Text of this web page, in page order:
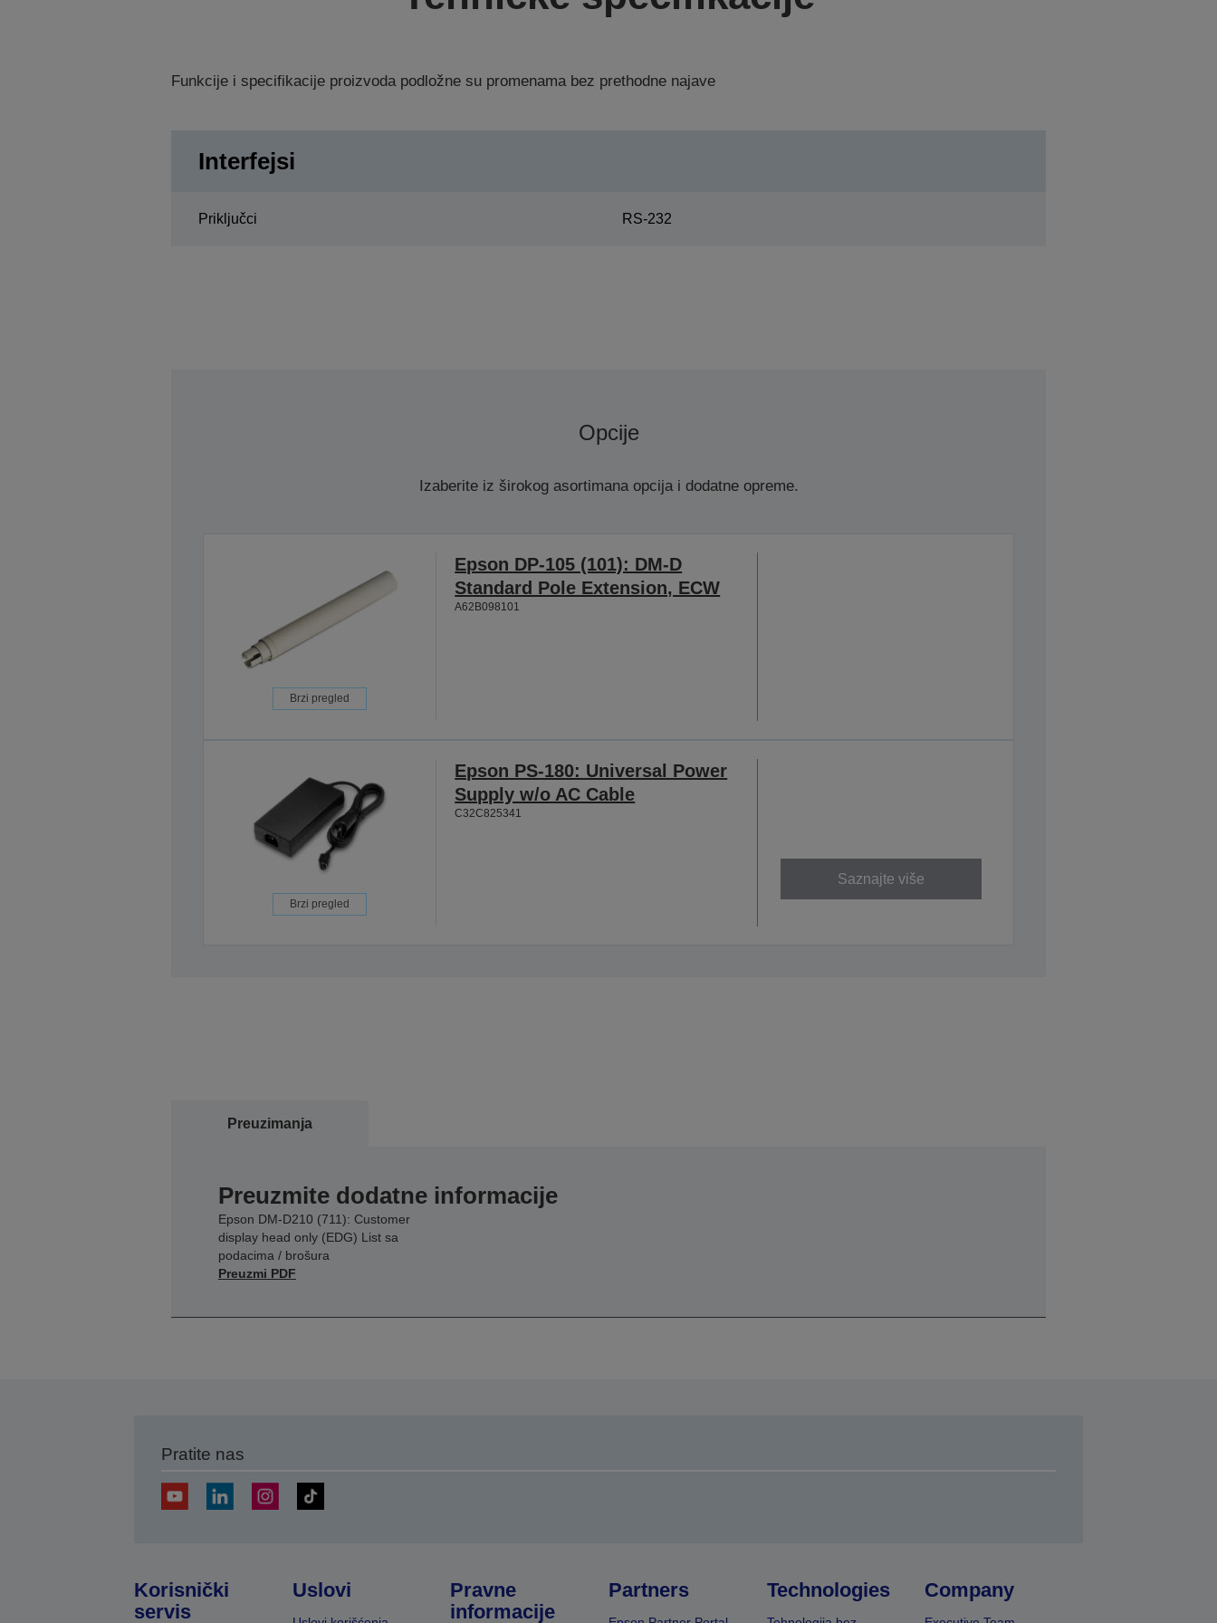
Funkcije i specifikacije proizvoda podložne su promenama bez prethodne najave
Interfejsi
Priključci RS-232
Opcije
Izaberite iz širokog asortimana opcija i dodatne opreme.
Brzi pregled
Epson DP-105 (101): DM-D
Standard Pole Extension, ECW
A62B098101
Brzi pregled
Epson PS-180: Universal Power
Supply w/o AC Cable
C32C825341
Saznajte više
Preuzimanja
Preuzmite dodatne informacije
Epson DM-D210 (711): Customer
display head only (EDG) List sa
podacima / brošura
Preuzmi PDF
Pratite nas
Korisnički
servis
Uslovi
Pravne
informacije
Partners Technologies Company